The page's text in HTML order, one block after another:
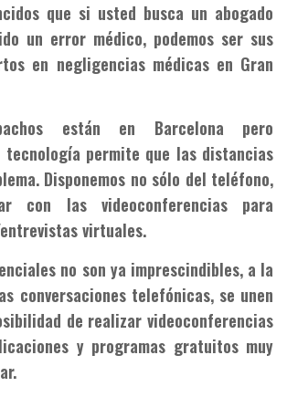
que si usted busca un abogado
un error médico, podemos ser sus
en negligencias médicas en Gran
están en Barcelona pero
tecnología permite que las distancias
Disponemos no sólo del teléfono,
con las videoconferencias para
virtuales.
no son ya imprescindibles, a la
conversaciones telefónicas, se unen
de realizar videoconferencias
y programas gratuitos muy